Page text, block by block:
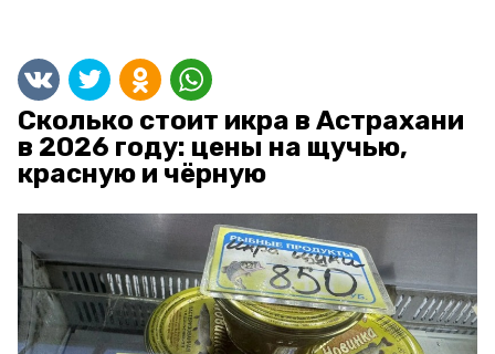
Сколько стоит икра в Астрахани
в 2026 году: цены на щучью,
красную и чёрную